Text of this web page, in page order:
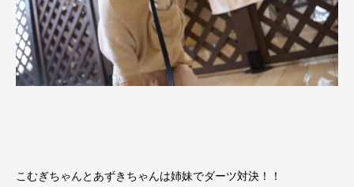
こむぎちゃんとあずきちゃんは姉妹でダーツ対決！！